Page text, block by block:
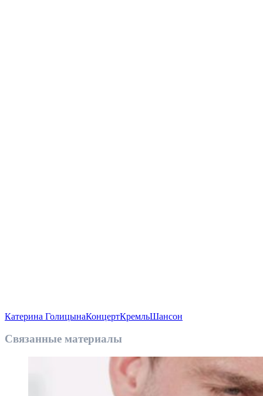
Катерина ГолицынаКонцертКремльШансон
Связанные материалы